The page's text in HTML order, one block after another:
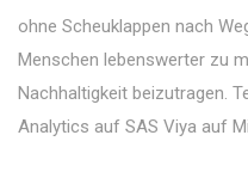
ohne Scheuklappen nach
Menschen lebenswerter zu
Nachhaltigkeit beizutragen.
Analytics auf SAS Viya auf